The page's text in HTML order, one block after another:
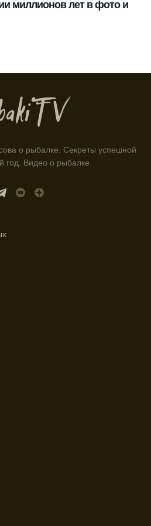
время для рыбной
клев рыбы включает в
зимой помогает выбрать
каждом типе рыбы в
условий на активность
успешной ловли на
прогнозом клева.
зависит от фаз луны и
время для рыбной
водоемах, опираясь на
учитывается в прогнозе
рыбу в период
клева.
том, когда и где клюет
клева.
миллионов лет в фото и
о рыбалке. Секреты успешной
год. Видео о рыбалке.